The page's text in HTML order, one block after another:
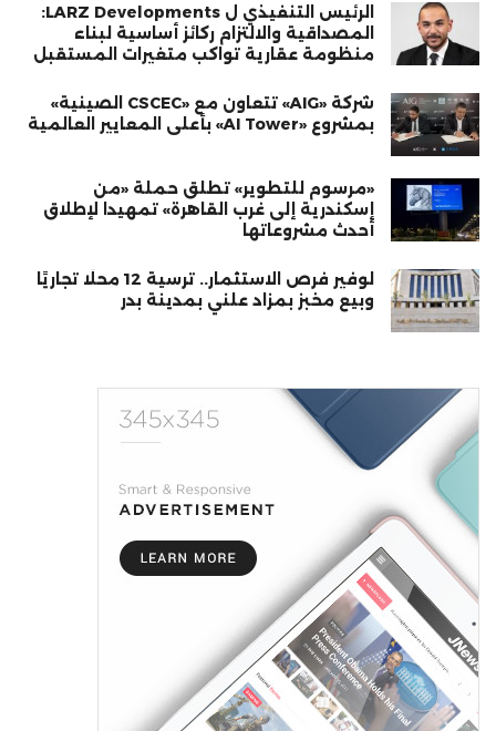
الرئيس التنفيذي ل LARZ Developments:
المصداقية والالتزام ركائز أساسية لبناء
منظومة عقارية تواكب متغيرات المستقبل
شركة «AIG» تتعاون مع «CSCEC الصينية»
بمشروع «AI Tower» بأعلى المعايير العالمية
«مرسوم للتطوير» تطلق حملة «من
إسكندرية إلى غرب القاهرة» تمهيدا لإطلاق
أحدث مشروعاتها
لوفير فرص الاستثمار.. ترسية 12 محلًا تجاريًا
وبيع مخبز بمزاد علني بمدينة بدر